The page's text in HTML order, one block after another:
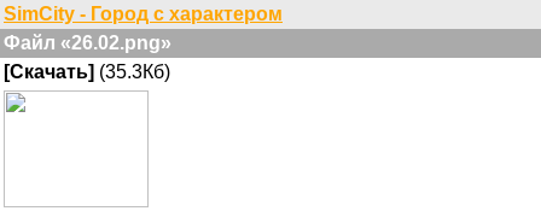
SimCity - Город с характером
Файл «26.02.png»
[Скачать] (35.3Кб)